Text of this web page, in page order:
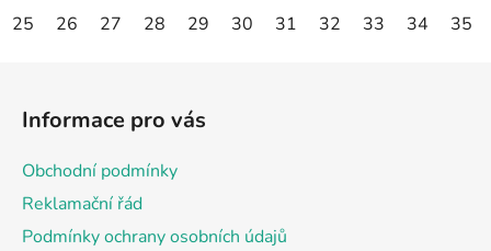
25 26 27 28 29 30 31 32 33 34 35
Informace pro vás
Obchodní podmínky
Reklamační řád
Podmínky ochrany osobních údajů